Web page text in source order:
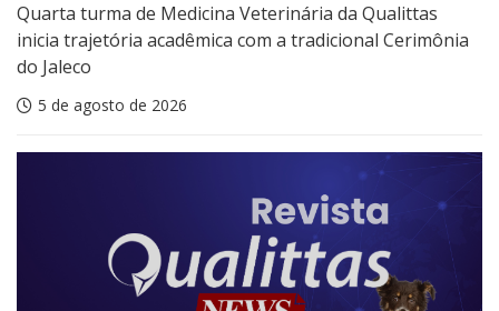
Quarta turma de Medicina Veterinária da Qualittas
inicia trajetória acadêmica com a tradicional Cerimônia
do Jaleco
5 de agosto de 2026